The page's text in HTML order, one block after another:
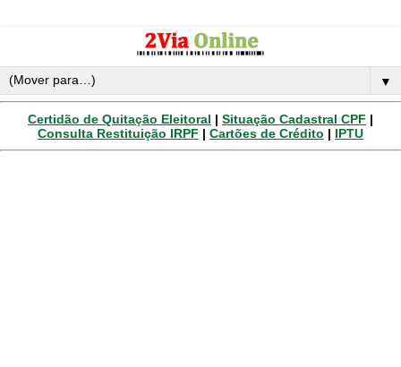
▼
Certidão de Quitação Eleitoral | Situação Cadastral CPF |
Consulta Restituição IRPF | Cartões de Crédito | IPTU